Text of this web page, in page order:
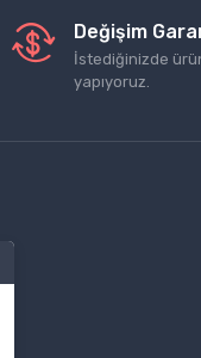
Değişim
İstediğinizde
yapıyoruz.